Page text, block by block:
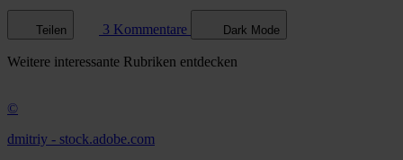
Teilen 3 Kommentare Dark Mode
Weitere interessante Rubriken entdecken
©
dmitriy - stock.adobe.com